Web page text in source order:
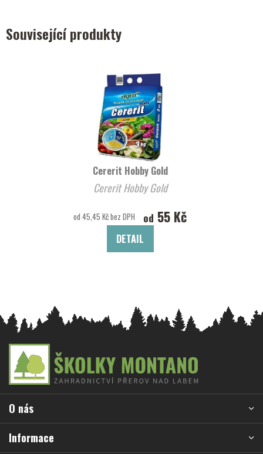
Související produkty
Cererit Hobby Gold
Cererit Hobby Gold
od 45,45 Kč bez DPH od 55 Kč
DETAIL
a
í
O nás
Informace